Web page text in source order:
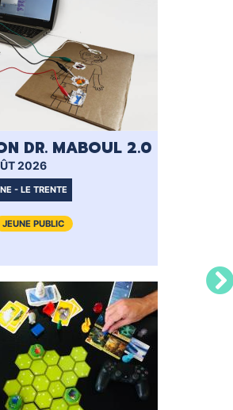
DR. MABOUL 2.0
2026
- LE TRENTE
JEUNE PUBLIC